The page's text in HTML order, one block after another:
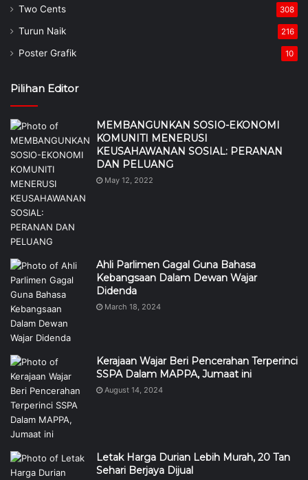
Two Cents 308
Turun Naik 216
Poster Grafik 10
Pilihan Editor
MEMBANGUNKAN SOSIO-EKONOMI
KOMUNITI MENERUSI
KEUSAHAWANAN SOSIAL: PERANAN
DAN PELUANG
May 12, 2022
Ahli Parlimen Gagal Guna Bahasa
Kebangsaan Dalam Dewan Wajar
Didenda
March 18, 2024
Kerajaan Wajar Beri Pencerahan Terperinci
SSPA Dalam MAPPA, Jumaat ini
August 14, 2024
Letak Harga Durian Lebih Murah, 20 Tan
Sehari Berjaya Dijual